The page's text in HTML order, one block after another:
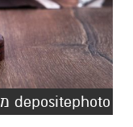
depositephoto משפט